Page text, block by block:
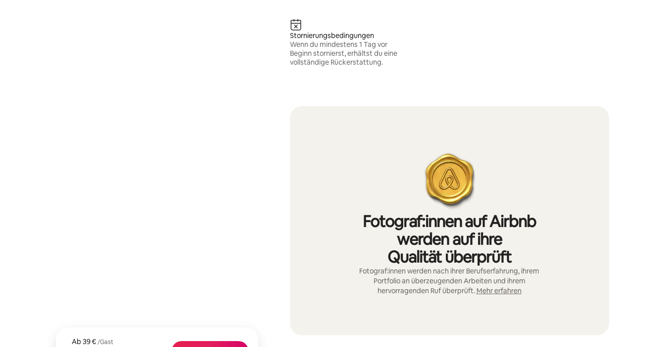
Ab 39 € /Gast
Ab 39 € pro Gast
Stornierungsbedingungen
Wenn du mindestens 1 Tag vor
Beginn stornierst, erhältst du eine
vollständige Rückerstattung.
Fotograf:innen auf Airbnb
werden auf ihre
Qualität überprüft
Fotograf:innen werden nach ihrer Berufserfahrung, ihrem
Portfolio an überzeugenden Arbeiten und ihrem
hervorragenden Ruf überprüft. Mehr erfahren